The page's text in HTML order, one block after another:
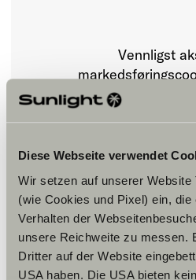
Diese Webseite verwendet
Wir setzen auf unserer Website
(wie Cookies und Pixel) ein,
Verhalten der
unsere Reichweite zu messen.
Dritter auf der Website
USA haben. Die USA bieten
Vennligst
Innstillinger for